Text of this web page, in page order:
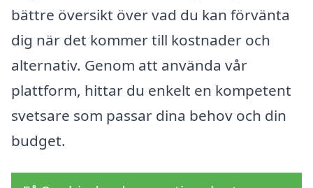
bättre översikt över vad du kan förvänta
dig när det kommer till kostnader och
alternativ. Genom att använda vår
plattform, hittar du enkelt en kompetent
svetsare som passar dina behov och din
budget.